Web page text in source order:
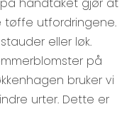
utfordringene.
eller løk.
på
bruker vi
urter. Dette er